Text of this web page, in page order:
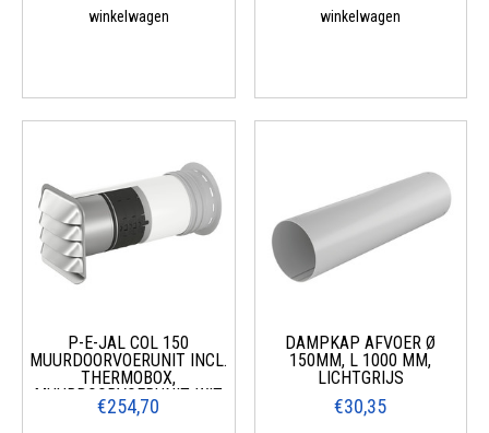
winkelwagen
winkelwagen
P-E-JAL COL 150
MUURDOORVOERUNIT INCL.
THERMOBOX,
MUURDOORVOERUNIT, WIT,
ROESTVRIJ STAAL
€254,70
DAMPKAP AFVOER Ø
150MM, L 1000 MM,
LICHTGRIJS
€30,35